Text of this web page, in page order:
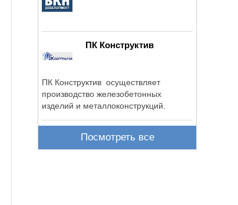
ПК Конструктив
ПК Конструктив осуществляет
производство железобетонных
изделий и металлоконструкций.
Посмотреть все